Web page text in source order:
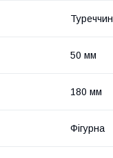
50 мм
180 мм
Фігурна